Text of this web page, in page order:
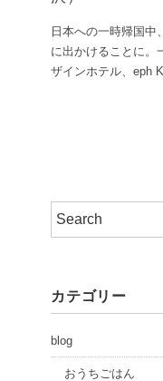
日本への一時帰国中
に出かけることに。
ザインホテル、eph
カテゴリー
blog
おうちごはん